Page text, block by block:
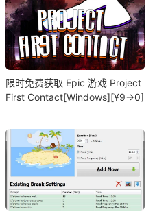
限时免费获取 Epic 游戏 Project
First Contact[Windows][¥9→0]